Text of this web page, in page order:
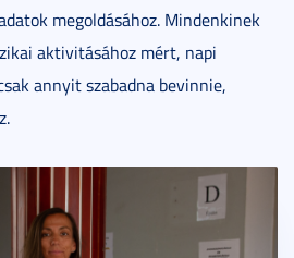
megoldásához. Mindenkinek
aktivitásához mért, napi
annyit szabadna bevinnie,